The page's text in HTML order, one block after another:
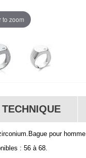
to zoom
pour
: 56 à 68.